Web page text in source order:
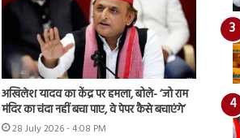
अखिलेश यादव का केंद्र पर हमला, बोले- ‘जो राम
मंदिर का चंदा नहीं बचा पाए, वे पेपर कैसे बचाएंगे’
28 July 2026 - 4:08 PM